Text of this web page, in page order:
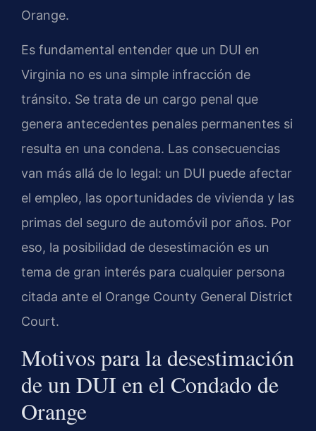
Orange.
Es fundamental entender que un DUI en
Virginia no es una simple infracción de
tránsito. Se trata de un cargo penal que
genera antecedentes penales permanentes si
resulta en una condena. Las consecuencias
van más allá de lo legal: un DUI puede afectar
el empleo, las oportunidades de vivienda y las
primas del seguro de automóvil por años. Por
eso, la posibilidad de desestimación es un
tema de gran interés para cualquier persona
citada ante el Orange County General District
Court.
Motivos para la desestimación
de un DUI en el Condado de
Orange